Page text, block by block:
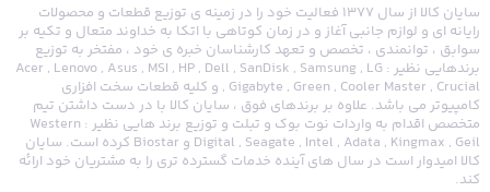
سایان کالا از سال 1377 فعالیت خود را در زمینه ی توزیع قطعات و محصولات
رایانه ای و لوازم جانبی آغاز و در زمان کوتاهی با اتکا به خداوند متعال و تکیه بر
سوابق ، توانمندی ، تخصص و تعهد کارشناسان خبره ی خود ، مفتخر به توزیع
برندهایی نظیر : Acer , Lenovo , Asus , MSI , HP , Dell , SanDisk , Samsung , LG
, Gigabyte , Green , Cooler Master , Crucial و کلیه قطعات سخت افزاری
کامپیوتر می باشد. علاوه بر برندهای فوق ، سایان کالا با در دست داشتن تیم
متخصص اقدام به واردات نوت بوک و تبلت و توزیع برند هایی نظیر : Western
Digital , Seagate , Intel , Adata , Kingmax , Geil و Biostar کرده است. سایان
کالا امیدوار است در سال های آینده خدمات گسترده تری را به مشتریان خود ارائه
کند.